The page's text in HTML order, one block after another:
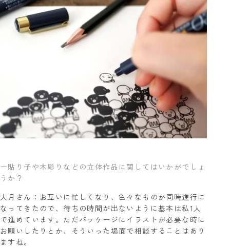
ー貼り子や木彫りなどの立体作品に関してはいかがでしょ
うか？
大月さん：お互いに忙しくなり、色々なものが同時進行に
なってきたので、待ちの時間が出ないように基本は私1人
で進めています。ただパッケージにイラストが必要な時に
お願いしたりとか、そういった場面で相談することはあり
ますね。